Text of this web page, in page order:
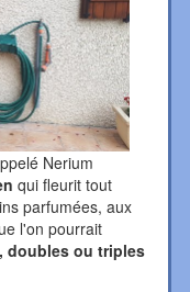
Nerium
qui fleurit tout
parfumées, aux
l'on pourrait
doubles ou triples